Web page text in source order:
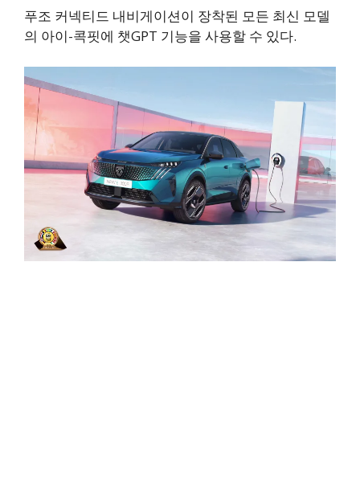
푸조 커넥티드 내비게이션이 장착된 모든 최신 모델
의 아이-콕핏에 챗GPT 기능을 사용할 수 있다.